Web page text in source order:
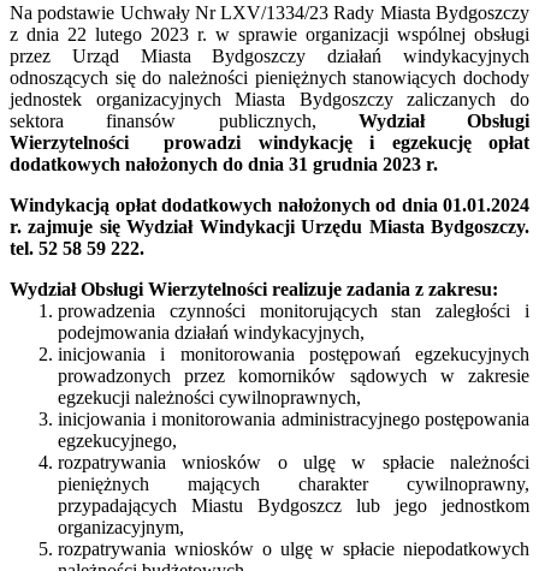
Na podstawie Uchwały Nr LXV/1334/23 Rady Miasta Bydgoszczy
z dnia 22 lutego 2023 r. w sprawie organizacji wspólnej obsługi
przez Urząd Miasta Bydgoszczy działań windykacyjnych
odnoszących się do należności pieniężnych stanowiących dochody
jednostek organizacyjnych Miasta Bydgoszczy zaliczanych do
sektora finansów publicznych, Wydział Obsługi
Wierzytelności prowadzi windykację i egzekucję opłat
dodatkowych nałożonych do dnia 31 grudnia 2023 r.
Windykacją opłat dodatkowych nałożonych od dnia 01.01.2024
r. zajmuje się Wydział Windykacji Urzędu Miasta Bydgoszczy.
tel. 52 58 59 222.
Wydział Obsługi Wierzytelności realizuje zadania z zakresu:
prowadzenia czynności monitorujących stan zaległości i
podejmowania działań windykacyjnych,
inicjowania i monitorowania postępowań egzekucyjnych
prowadzonych przez komorników sądowych w zakresie
egzekucji należności cywilnoprawnych,
inicjowania i monitorowania administracyjnego postępowania
egzekucyjnego,
rozpatrywania wniosków o ulgę w spłacie należności
pieniężnych mających charakter cywilnoprawny,
przypadających Miastu Bydgoszcz lub jego jednostkom
organizacyjnym,
rozpatrywania wniosków o ulgę w spłacie niepodatkowych